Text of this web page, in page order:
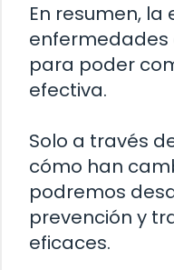
En resumen, la
enfermedades
para poder
efectiva.
Solo a través
cómo han
podremos
prevención y
eficaces.